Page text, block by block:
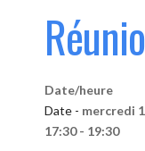
Date/heure
Date - mercredi
17:30 - 19:30